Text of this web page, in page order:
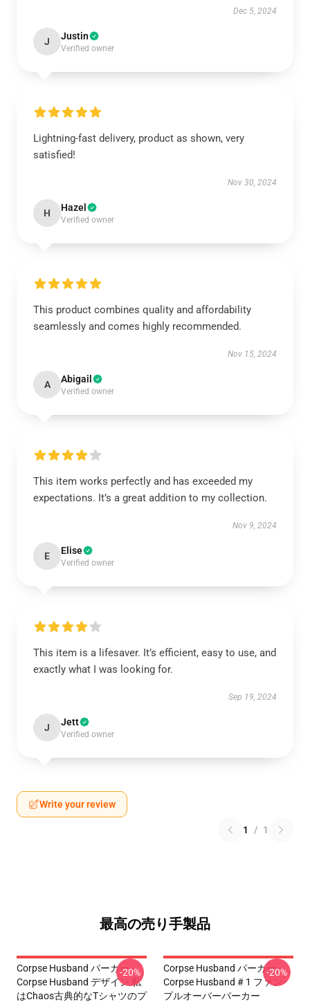
Dec 5, 2024
J Justin
Verified owner
Lightning-fast delivery, product as shown, very
satisfied!
Nov 30, 2024
H Hazel
Verified owner
This product combines quality and affordability
seamlessly and comes highly recommended.
Nov 15, 2024
A Abigail
Verified owner
This item works perfectly and has exceeded my
expectations. It’s a great addition to my collection.
Nov 9, 2024
E Elise
Verified owner
This item is a lifesaver. It’s efficient, easy to use, and
exactly what I was looking for.
Sep 19, 2024
J Jett
Verified owner
Write your review
1 / 1
最高の売り手製品
Corpse Husband パーカー -
Corpse Husband デザイン 私
はchaos古典的なTシャツのプ
-20%
Corpse Husband パーカー -
Corpse Husband # 1 ファン
プルオーバーパーカー
-20%